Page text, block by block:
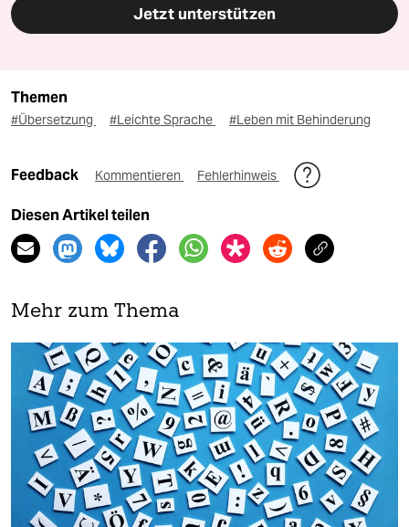
Jetzt unterstützen
Themen
#Übersetzung #Leichte Sprache #Leben mit Behinderung
Feedback Kommentieren Fehlerhinweis
Diesen Artikel teilen
Mehr zum Thema